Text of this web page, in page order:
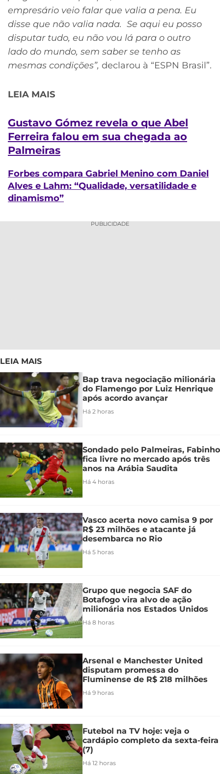
empresário veio falar que valia a pena. Eu
disse que não valia nada. Se aqui eu posso
disputar tudo, eu não vou lá para o outro
lado do mundo, sem saber se tenho as
mesmas condições”, declarou à “ESPN Brasil”.
LEIA MAIS
Gustavo Gómez revela o que Abel
Ferreira falou em sua chegada ao
Palmeiras
Forbes compara Gabriel Menino com Daniel
Alves e Lahm: “Qualidade, versatilidade e
dinamismo”
PUBLICIDADE
LEIA MAIS
Bap trava negociação milionária
do Flamengo por Luiz Henrique
após acordo avançar
Há 2 horas
Sondado pelo Palmeiras, Fabinho
fica livre no mercado após três
anos na Arábia Saudita
Há 4 horas
Vasco acerta novo camisa 9 por
R$ 23 milhões e atacante já
desembarca no Rio
Há 5 horas
Grupo que negocia SAF do
Botafogo vira alvo de ação
milionária nos Estados Unidos
Há 8 horas
Arsenal e Manchester United
disputam promessa do
Fluminense de R$ 218 milhões
Há 9 horas
Futebol na TV hoje: veja o
cardápio completo da sexta-feira
(7)
Há 12 horas